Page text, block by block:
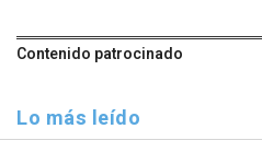
Contenido patrocinado
Lo más leído